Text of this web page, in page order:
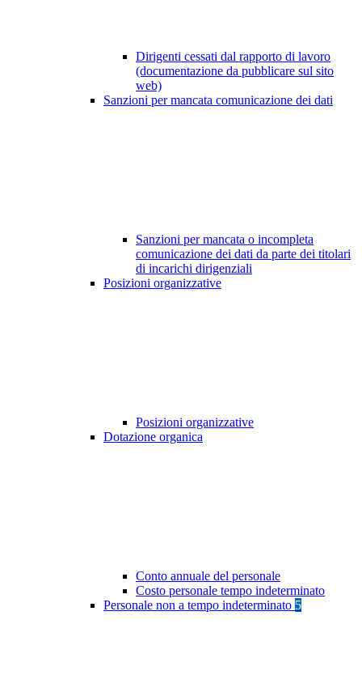
Dirigenti cessati dal rapporto di lavoro
(documentazione da pubblicare sul sito
web)
Sanzioni per mancata comunicazione dei dati
Sanzioni per mancata o incompleta
comunicazione dei dati da parte dei titolari
di incarichi dirigenziali
Posizioni organizzative
Posizioni organizzative
Dotazione organica
Conto annuale del personale
Costo personale tempo indeterminato
Personale non a tempo indeterminato 5